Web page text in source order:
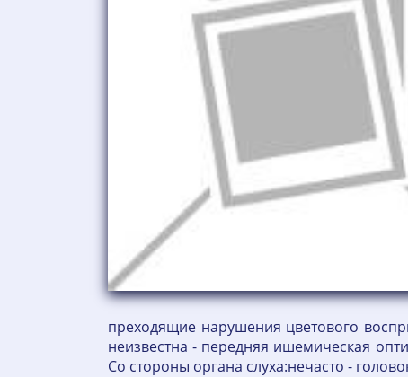
преходящие нарушения цветового
неизвестна - передняя ишемическая
Со стороны органа слуха:нечасто -